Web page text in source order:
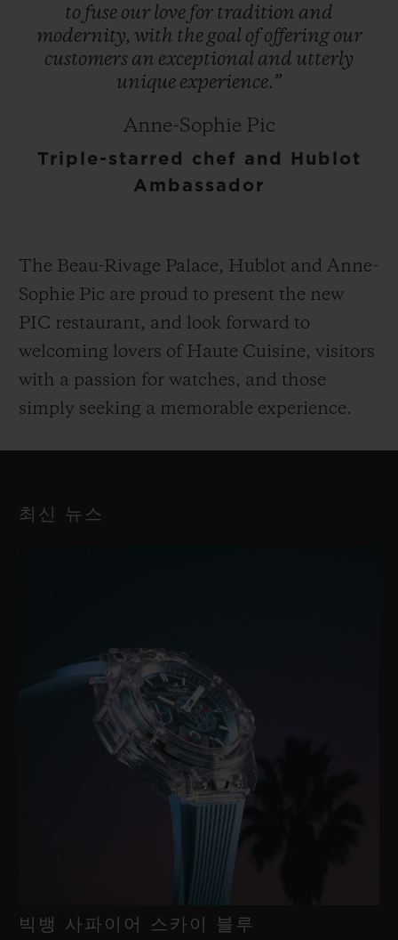
to fuse our love for tradition and
modernity, with the goal ofoffering our
customers an exceptional and utterly
unique experience.”
Anne-Sophie Pic
Triple-starred chef and Hublot
Ambassador
The Beau-Rivage Palace, Hublot and Anne-
Sophie Pic are proud to present the new
PIC restaurant, and look forward to
welcoming lovers of Haute Cuisine, visitors
with a passion for watches, and those
simply seeking a memorable experience.
최신 뉴스
빅뱅 사파이어 스카이 블루